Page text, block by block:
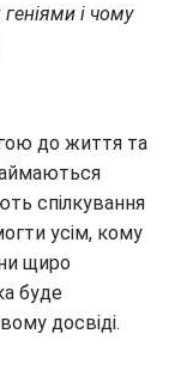
і чому
до життя та
спілкування
усім, кому
щиро
буде
досвіді.